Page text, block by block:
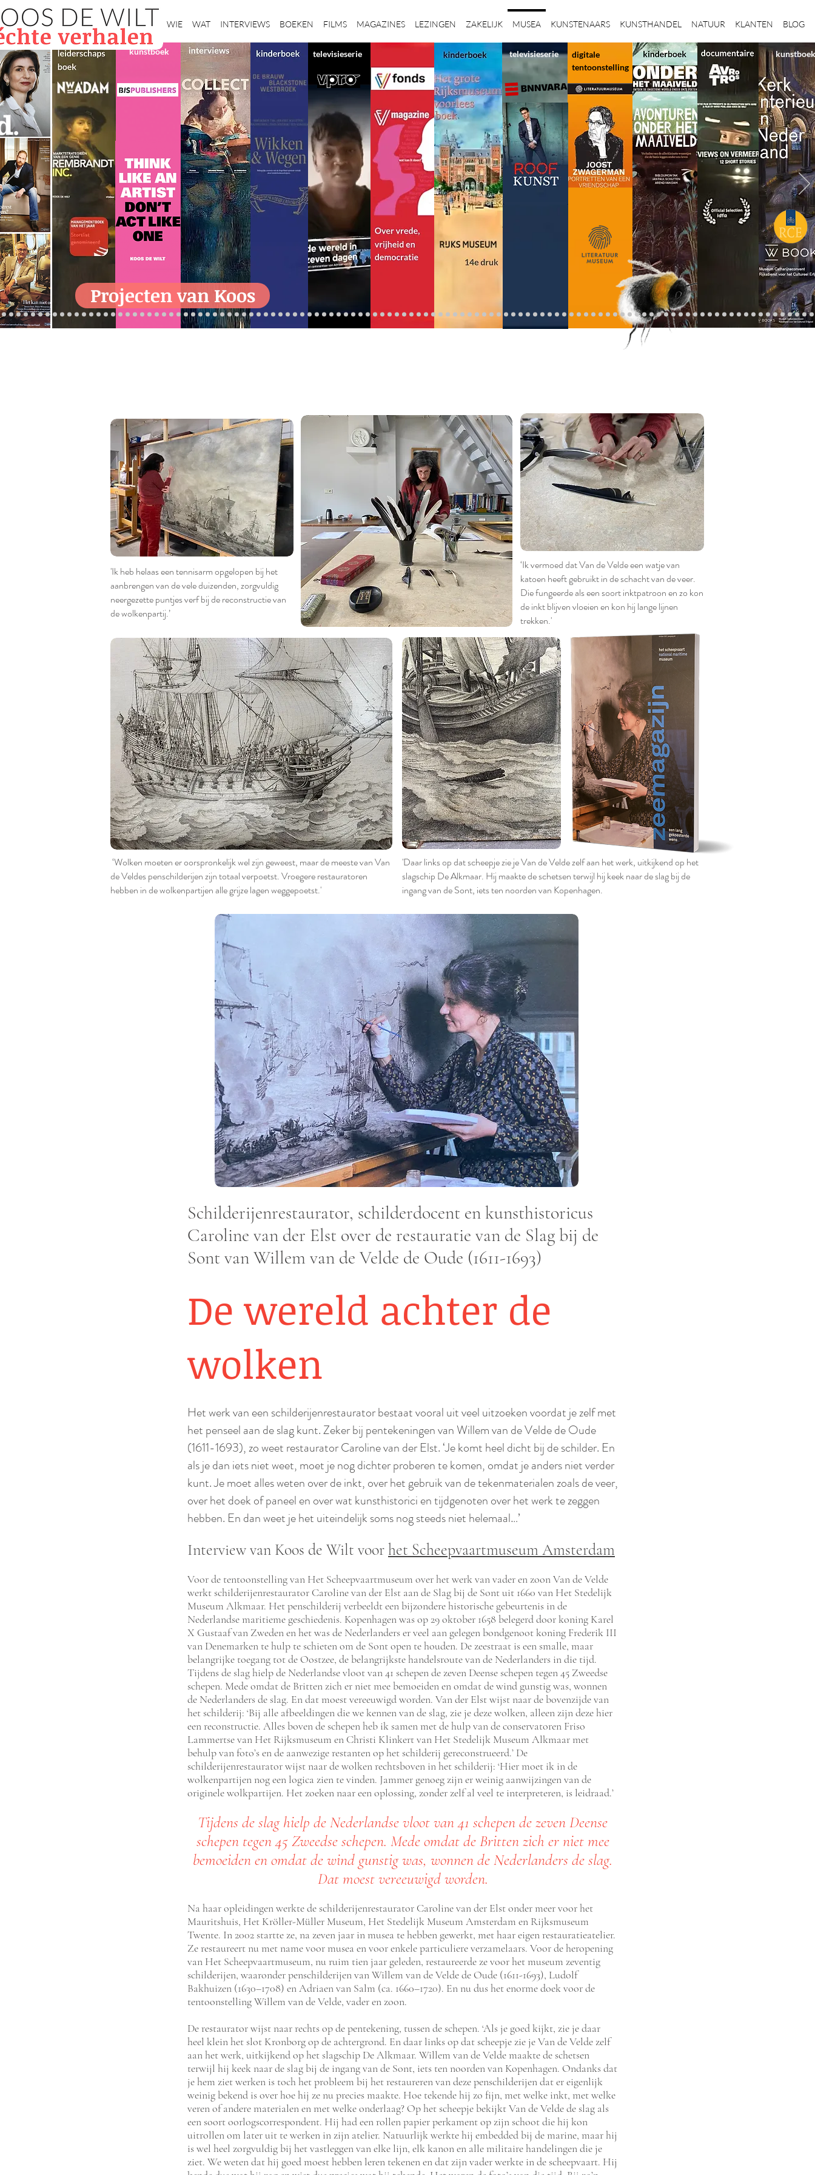
Home WIE WAT INTERVIEWS BOEKEN FILMS MAGAZINES LEZINGEN ZAKELIJK MUSEA KUNSTENAARS KUNSTHANDEL NATUUR KLANTEN BLOG
kunstboek televisieserie
Projecten van Koos
digitale
tentoonstelling
televisieserie kunstboek
'Ik heb helaas een tennisarm opgelopen bij het
aanbrengen van de vele duizenden, zorgvuldig
neergezette puntjes verf bij de reconstructie van
de wolkenpartij.’
‘Ik vermoed dat Van de Velde een watje van
katoen heeft gebruikt in de schacht van de veer.
Die fungeerde als een soort inktpatroon en zo kon
de inkt blijven vloeien en kon hij lange lijnen
trekken.'
‘Wolken moeten er oorspronkelijk wel zijn geweest, maar de meeste van Van
de Veldes penschilderijen zijn totaal verpoetst. Vroegere restauratoren
hebben in de wolkenpartijen alle grijze lagen weggepoetst.'
'Daar links op dat scheepje zie je Van de Velde zelf aan het werk, uitkijkend op het
slagschip De Alkmaar. Hij maakte de schetsen terwijl hij keek naar de slag bij de
ingang van de Sont, iets ten noorden van Kopenhagen.
Schilderijenrestaurator, schilderdocent en kunsthistoricus
Caroline van der Elst over de restauratie van de Slag bij de
Sont van Willem van de Velde de Oude (1611-1693)
De wereld achter de
wolken
Het werk van een schilderijenrestaurator bestaat vooral uit veel uitzoeken voordat je zelf met
het penseel aan de slag kunt. Zeker bij pentekeningen van Willem van de Velde de Oude
(1611-1693), zo weet restaurator Caroline van der Elst. ‘Je komt heel dicht bij de schilder. En
als je dan iets niet weet, moet je nog dichter proberen te komen, omdat je anders niet verder
kunt. Je moet alles weten over de inkt, over het gebruik van de tekenmaterialen zoals de veer,
over het doek of paneel en over wat kunsthistorici en tijdgenoten over het werk te zeggen
hebben. En dan weet je het uiteindelijk soms nog steeds niet helemaal…’
Interview van Koos de Wilt voorhet Scheepvaartmuseum Amsterdam
Voor de tentoonstelling van Het Scheepvaartmuseum over het werk van vader en zoon Van de Velde
werkt schilderijenrestaurator Caroline van der Elst aan de Slag bij de Sont uit 1660 van Het Stedelijk
Museum Alkmaar. Het penschilderij verbeeldt een bijzondere historische gebeurtenis in de
Nederlandse maritieme geschiedenis. Kopenhagen was op 29 oktober 1658 belegerd door koning Karel
X Gustaaf van Zweden en het was de Nederlanders er veel aan gelegen bondgenoot koning Frederik III
van Denemarken te hulp te schieten om de Sont open te houden. De zeestraat is een smalle, maar
belangrijke toegang tot de Oostzee, de belangrijkste handelsroute van de Nederlanders in die tijd.
Tijdens de slag hielp de Nederlandse vloot van 41 schepen de zeven Deense schepen tegen 45 Zweedse
schepen. Mede omdat de Britten zich er niet mee bemoeiden en omdat de wind gunstig was, wonnen
de Nederlanders de slag. En dat moest vereeuwigd worden. Van der Elst wijst naar de bovenzijde van
het schilderij: ‘Bij alle afbeeldingen die we kennen van de slag, zie je deze wolken, alleen zijn deze hier
een reconstructie. Alles boven de schepen heb ik samen met de hulp van de conservatoren Friso
Lammertse van Het Rijksmuseum en Christi Klinkert van Het Stedelijk Museum Alkmaar met
behulp van foto’s en de aanwezige restanten op het schilderij gereconstrueerd.’ De
schilderijenrestaurator wijst naar de wolken rechtsboven in het schilderij: ‘Hier moet ik in de
wolkenpartijen nog een logica zien te vinden. Jammer genoeg zijn er weinig aanwijzingen van de
originele wolkpartijen. Het zoeken naar een oplossing, zonder zelf al veel te interpreteren, is leidraad.’
Tijdens de slag hielp de Nederlandse vloot van 41 schepen de zeven Deense
schepen tegen 45 Zweedse schepen. Mede omdat de Britten zich er niet mee
bemoeiden en omdat de wind gunstig was, wonnen de Nederlanders de slag.
Dat moest vereeuwigd worden.
Na haar opleidingen werkte de schilderijenrestaurator Caroline van der Elst onder meer voor het
Mauritshuis, Het Kröller-Müller Museum, Het Stedelijk Museum Amsterdam en Rijksmuseum
Twente. In 2002 startte ze, na zeven jaar in musea te hebben gewerkt, met haar eigen restauratieatelier.
Ze restaureert nu met name voor musea en voor enkele particuliere verzamelaars. Voor de heropening
van Het Scheepvaartmuseum, nu ruim tien jaar geleden, restaureerde ze voor het museum zeventig
schilderijen, waaronder penschilderijen van Willem van de Velde de Oude (1611-1693), Ludolf
Bakhuizen (1630–1708) en Adriaen van Salm (ca. 1660–1720). En nu dus het enorme doek voor de
tentoonstelling Willem van de Velde, vader en zoon.
De restaurator wijst naar rechts op de pentekening, tussen de schepen. ‘Als je goed kijkt, zie je daar
heel klein het slot Kronborg op de achtergrond. En daar links op dat scheepje zie je Van de Velde zelf
aan het werk, uitkijkend op het slagschip De Alkmaar. Willem van de Velde maakte de schetsen
terwijl hij keek naar de slag bij de ingang van de Sont, iets ten noorden van Kopenhagen. Ondanks dat
je hem ziet werken is toch het probleem bij het restaureren van deze penschilderijen dat er eigenlijk
weinig bekend is over hoe hij ze nu precies maakte. Hoe tekende hij zo fijn, met welke inkt, met welke
veren of andere materialen en met welke onderlaag? Op het scheepje bekijkt Van de Velde de slag als
een soort oorlogscorrespondent. Hij had een rollen papier perkament op zijn schoot die hij kon
uitrollen om later uit te werken in zijn atelier. Natuurlijk werkte hij embedded bij de marine, maar hij
is wel heel zorgvuldig bij het vastleggen van elke lijn, elk kanon en alle militaire handelingen die je
ziet. We weten dat hij goed moest hebben leren tekenen en dat zijn vader werkte in de scheepvaart. Hij